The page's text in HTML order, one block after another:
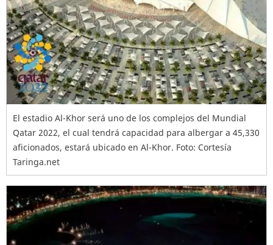
El estadio Al-Khor será uno de los complejos del Mundial
Qatar 2022, el cual tendrá capacidad para albergar a 45,330
aficionados, estará ubicado en Al-Khor. Foto: Cortesía
Taringa.net